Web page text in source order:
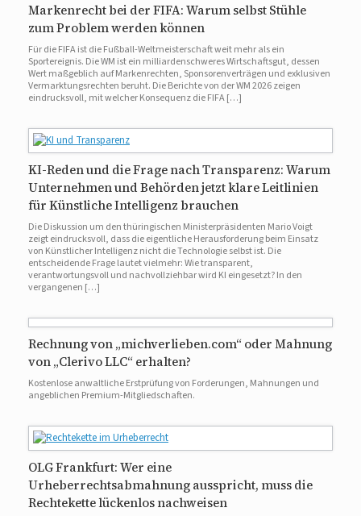
Markenrecht bei der FIFA: Warum selbst Stühle
zum Problem werden können
Für die FIFA ist die Fußball-Weltmeisterschaft weit mehr als ein
Sportereignis. Die WM ist ein milliardenschweres Wirtschaftsgut, dessen
Wert maßgeblich auf Markenrechten, Sponsorenverträgen und exklusiven
Vermarktungsrechten beruht. Die Berichte von der WM 2026 zeigen
eindrucksvoll, mit welcher Konsequenz die FIFA […]
KI-Reden und die Frage nach Transparenz: Warum
Unternehmen und Behörden jetzt klare Leitlinien
für Künstliche Intelligenz brauchen
Die Diskussion um den thüringischen Ministerpräsidenten Mario Voigt
zeigt eindrucksvoll, dass die eigentliche Herausforderung beim Einsatz
von Künstlicher Intelligenz nicht die Technologie selbst ist. Die
entscheidende Frage lautet vielmehr: Wie transparent,
verantwortungsvoll und nachvollziehbar wird KI eingesetzt? In den
vergangenen […]
Rechnung von „michverlieben.com“ oder Mahnung
von „Clerivo LLC“ erhalten?
Kostenlose anwaltliche Erstprüfung von Forderungen, Mahnungen und
angeblichen Premium-Mitgliedschaften.
OLG Frankfurt: Wer eine
Urheberrechtsabmahnung ausspricht, muss die
Rechtekette lückenlos nachweisen